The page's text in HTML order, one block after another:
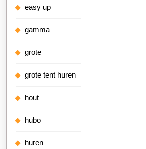
easy up
gamma
grote
grote tent huren
hout
hubo
huren